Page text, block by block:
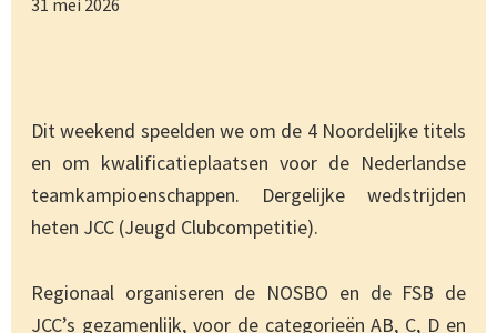
31 mei 2026
Dit weekend speelden we om de 4 Noordelijke titels
en om kwalificatieplaatsen voor de Nederlandse
teamkampioenschappen. Dergelijke wedstrijden
heten JCC (Jeugd Clubcompetitie).
Regionaal organiseren de NOSBO en de FSB de
JCC’s gezamenlijk, voor de categorieën AB, C, D en